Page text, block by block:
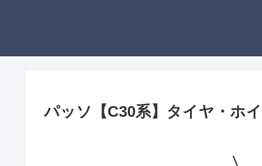
パッソ【C30系】タイヤ・ホ